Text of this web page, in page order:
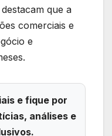
que a
comerciais e
e
e fique por
análises e